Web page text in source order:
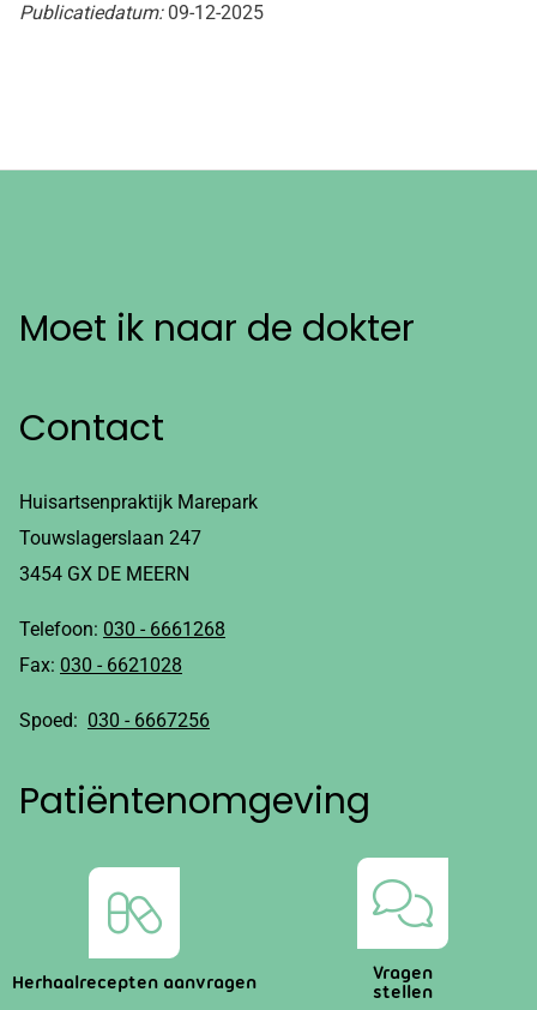
Publicatiedatum: 09-12-2025
Moet ik naar de dokter
Contact
Huisartsenpraktijk Marepark
Touwslagerslaan 247
3454 GX DE MEERN
Telefoon: 030 - 6661268
Fax: 030 - 6621028
Spoed: 030 - 6667256
Patiëntenomgeving
Herhaalrecepten aanvragen
Vragen
stellen